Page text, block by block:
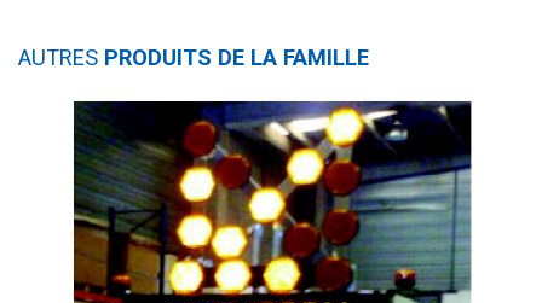
AUTRES PRODUITS DE LA FAMILLE